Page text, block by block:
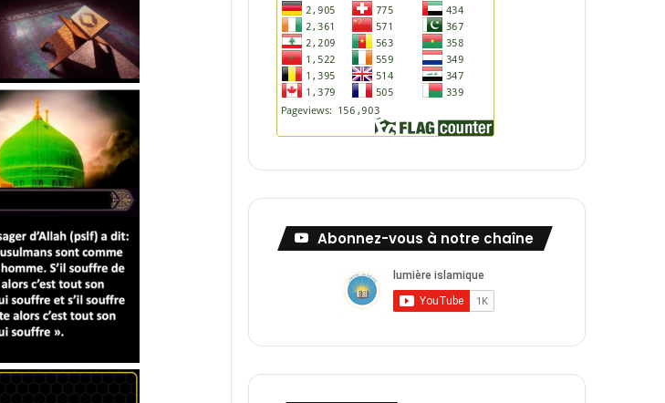
Abonnez-vous à notre chaîne